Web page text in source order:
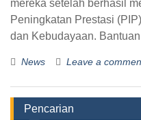
mereka setelah berhasil
Peningkatan Prestasi
dan Kebudayaan.
News Leave a
Pencarian